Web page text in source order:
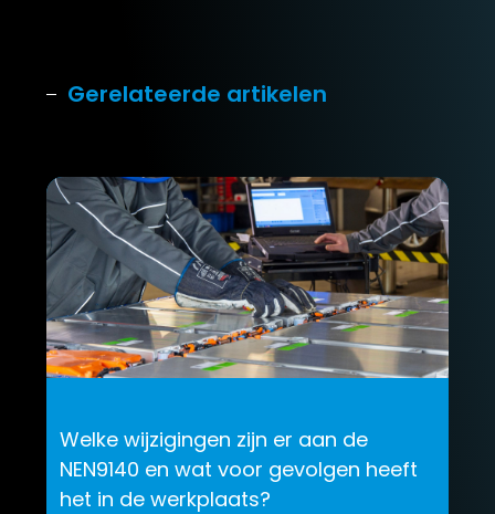
Gerelateerde artikelen
Welke wijzigingen zijn er aan de
NEN9140 en wat voor gevolgen heeft
het in de werkplaats?